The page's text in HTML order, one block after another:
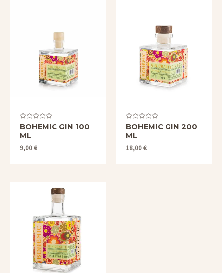
Valorado
con
0
5
BOHEMIC GIN 100
ML
9,00€
Valorado
con
0
5
BOHEMIC GIN 200
ML
18,00€